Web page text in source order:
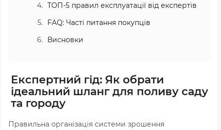
ТОП-5 правил експлуатації від експертів
FAQ: Часті питання покупців
Висновки
Експертний гід: Як обрати
ідеальний шланг для поливу саду
та городу
Правильна організація системи зрошення